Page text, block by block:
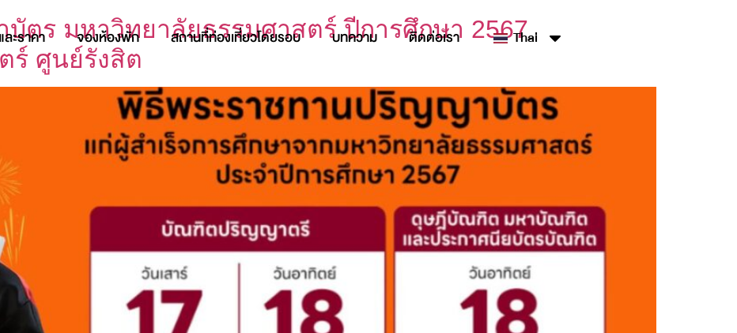
ะราคา จองห้องพัก สถานที่ท่องเที่ยวโดยรอบ บทความ ติดต่อเรา Thai
ตร มหาวิทยาลัยธรรมศาสตร์ ปีการศึกษา 2567
ร์ ศูนย์รังสิต